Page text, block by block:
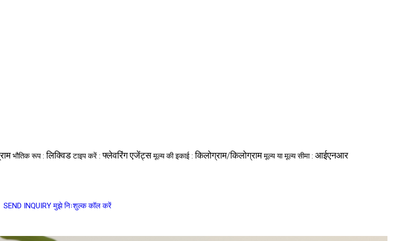
भौतिक रूप :लिक्विड टाइप करें :फ्लेवरिंग एजेंट्स मूल्य की इकाई :किलोग्राम/किलोग्राम मूल्य या मूल्य सीमा : आईएनआर
SEND INQUIRY मुझे निःशुल्क कॉल करें